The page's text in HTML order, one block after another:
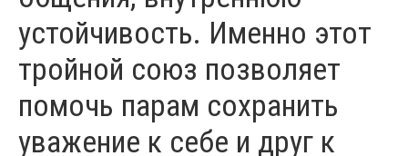
устойчивость. Именно этот
тройной союз позволяет
помочь парам сохранить
уважение к себе и друг к